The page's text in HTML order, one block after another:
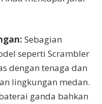
Sebagian
seperti Scrambler
dengan tenaga dan
lingkungan medan.
ganda bahkan